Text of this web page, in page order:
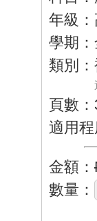
年級
學期
類別
頁數
適用
金額：
數量：